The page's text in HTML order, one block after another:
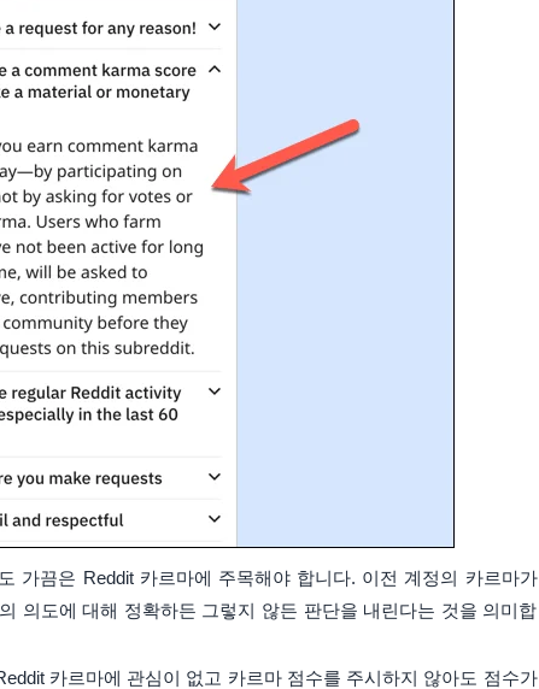
가끔은 Reddit 카르마에 주목해야 합니다. 이전 계정의 카르마가
의도에 대해 정확하든 그렇지 않든 판단을 내린다는 것을 의미합
카르마에 관심이 없고 카르마 점수를 주시하지 않아도 점수가